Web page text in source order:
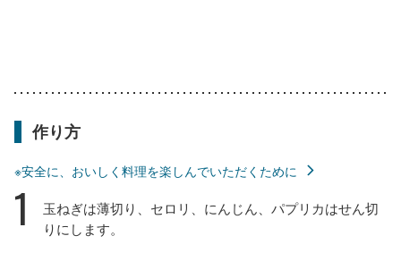
作り方
※安全に、おいしく料理を楽しんでいただくために
1
玉ねぎは薄切り、セロリ、にんじん、パプリカはせん切
りにします。